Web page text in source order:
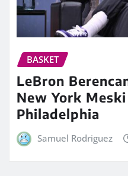
BASKET
LeBron
New York
Philadelphia
Samuel Rodriguez